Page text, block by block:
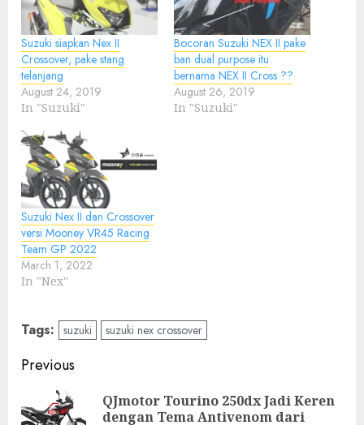
Suzuki siapkan Nex II
Crossover, pake stang
telanjang
August 24, 2019
In "Suzuki"
Bocoran Suzuki NEX II pake
ban dual purpose itu
bernama NEX II Cross ??
August 26, 2019
In "Suzuki"
Suzuki Nex II dan Crossover
versi Mooney VR45 Racing
Team GP 2022
March 1, 2022
In "Nex"
Tags: suzuki suzuki nex crossover
Post
navigation
Previous
QJmotor Tourino 250dx Jadi Keren
dengan Tema Antivenom dari